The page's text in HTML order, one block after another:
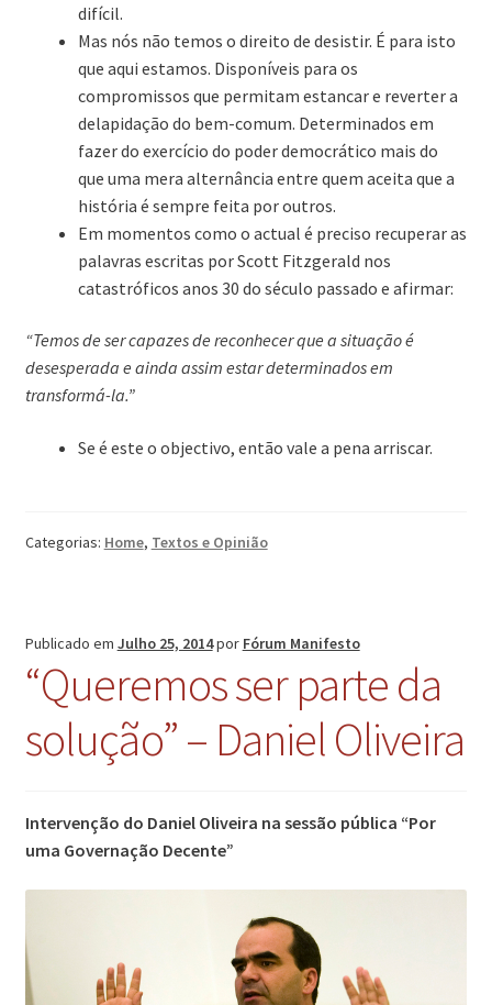
difícil.
Mas nós não temos o direito de desistir. É para isto
que aqui estamos. Disponíveis para os
compromissos que permitam estancar e reverter a
delapidação do bem-comum. Determinados em
fazer do exercício do poder democrático mais do
que uma mera alternância entre quem aceita que a
história é sempre feita por outros.
Em momentos como o actual é preciso recuperar as
palavras escritas por Scott Fitzgerald nos
catastróficos anos 30 do século passado e afirmar:
“Temos de ser capazes de reconhecer que a situação é
desesperada e ainda assim estar determinados em
transformá-la.”
Se é este o objectivo, então vale a pena arriscar.
Categorias: Home, Textos e Opinião
Publicado em Julho 25, 2014por Fórum Manifesto
“Queremos ser parte da
solução” – Daniel Oliveira
Intervenção do Daniel Oliveira na sessão pública “Por
uma Governação Decente”